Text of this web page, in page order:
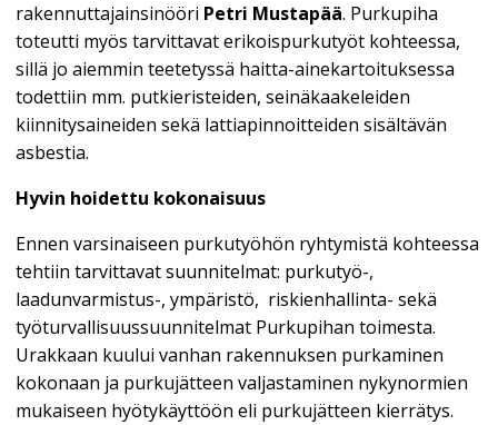
rakennuttajainsinööri Petri Mustapää. Purkupiha
toteutti myös tarvittavat erikoispurkutyöt kohteessa,
sillä jo aiemmin teetetyssä haitta-ainekartoituksessa
todettiin mm. putkieristeiden, seinäkaakeleiden
kiinnitysaineiden sekä lattiapinnoitteiden sisältävän
asbestia.
Hyvin hoidettu kokonaisuus
Ennen varsinaiseen purkutyöhön ryhtymistä kohteessa
tehtiin tarvittavat suunnitelmat: purkutyö-,
laadunvarmistus-, ympäristö, riskienhallinta- sekä
työturvallisuussuunnitelmat Purkupihan toimesta.
Urakkaan kuului vanhan rakennuksen purkaminen
kokonaan ja purkujätteen valjastaminen nykynormien
mukaiseen hyötykäyttöön eli purkujätteen kierrätys.